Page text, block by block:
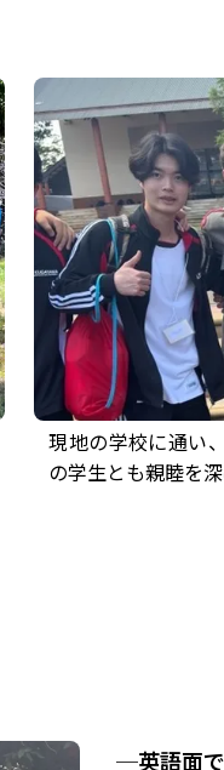
現地の学校に通い
の学生とも親睦を
─英語面で